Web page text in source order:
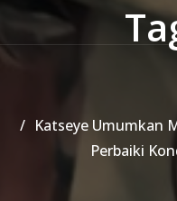
Katseye Umumkan
Perbaiki